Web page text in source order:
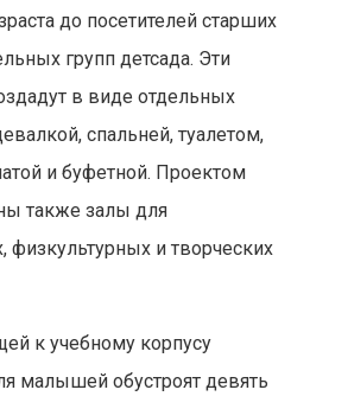
до посетителей старших
групп детсада. Эти
в виде отдельных
спальней, туалетом,
и буфетной. Проектом
также залы для
физкультурных и творческих
к учебному корпусу
малышей обустроят девять